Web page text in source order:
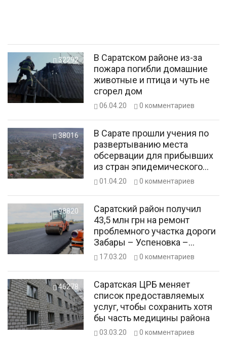
32292
В Саратском районе из-за
пожара погибли домашние
животные и птица и чуть не
сгорел дом
06.04.20 0 комментариев
38016
В Сарате прошли учения по
развертыванию места
обсервации для прибывших
из стран эпидемического
риска
01.04.20 0 комментариев
98820
Саратский район получил
43,5 млн грн на ремонт
проблемного участка дороги
Забары – Успеновка –
Колесное
17.03.20 0 комментариев
46278
Саратская ЦРБ меняет
список предоставляемых
услуг, чтобы сохранить хотя
бы часть медицины района
03.03.20 0 комментариев